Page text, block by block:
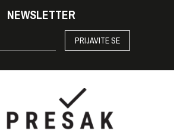
NEWSLETTER
PRIJAVITE SE